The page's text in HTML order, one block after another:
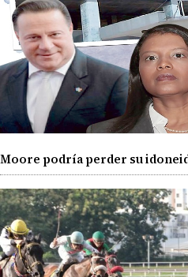
Moore podría perder su